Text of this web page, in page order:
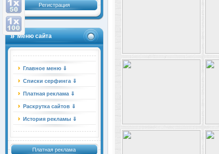
Регистрация
Меню сайта
Главное меню ⇓
Списки серфинга ⇓
Платная реклама ⇓
Раскрутка сайтов ⇓
История рекламы ⇓
Платная реклама